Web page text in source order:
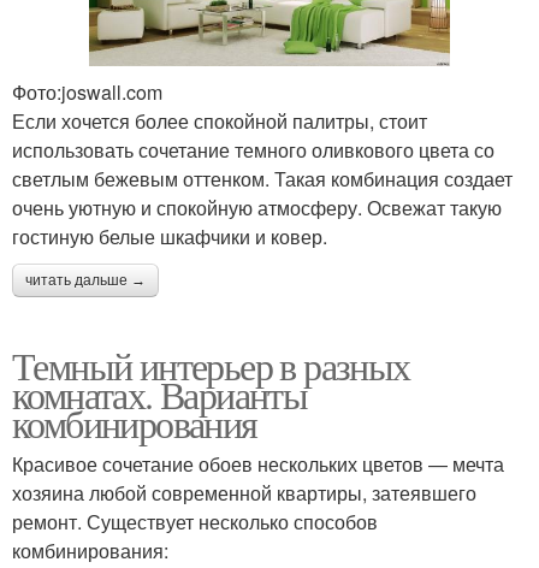
Фото:joswall.com
Если хочется более спокойной палитры, стоит
использовать сочетание темного оливкового цвета со
светлым бежевым оттенком. Такая комбинация создает
очень уютную и спокойную атмосферу. Освежат такую
гостиную белые шкафчики и ковер.
читать дальше →
Темный интерьер в разных
комнатах. Варианты
комбинирования
Красивое сочетание обоев нескольких цветов — мечта
хозяина любой современной квартиры, затеявшего
ремонт. Существует несколько способов
комбинирования: